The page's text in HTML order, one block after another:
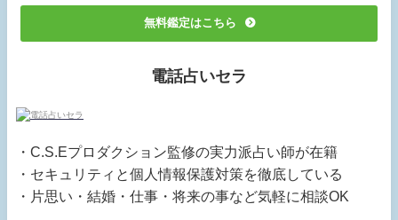
無料鑑定はこちら
電話占いセラ
・C.S.Eプロダクション監修の実力派占い師が在籍
・セキュリティと個人情報保護対策を徹底している
・片思い・結婚・仕事・将来の事など気軽に相談OK